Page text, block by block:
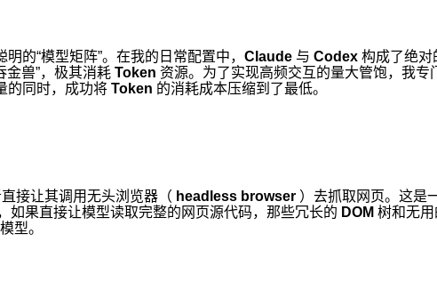
“模型矩阵”。在我的日常配置中， Claude 与 Codex 构成了绝对
金兽”，极其消耗 Token 资源。为了实现高频交互的量大管饱，我专
的同时，成功将 Token 的消耗成本压缩到了最低。
接让其调用无头浏览器（ headless browser ）去抓取网页。这是
果直接让模型读取完整的网页源代码，那些冗长的 DOM 树和无
型。